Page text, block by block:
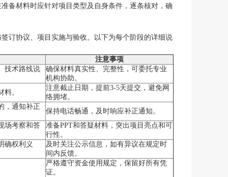
备材料时应针对项目类型及自身条件，逐条核对，确
订协议、项目实施与验收。以下为每个阶段的详细说
注意事项
技术路线说
确保材料真实性、完整性，可委托专业
机构协助。
。
注意截止日期，提前3-5天提交，避免网
络拥堵。
，通知补正
保持电话畅通，及时响应补正通知。
场考察和答
准备PPT和答疑材料，突出项目亮点和可
行性。
确权利义
及时关注公示信息，如有异议在规定时
间内反馈。
严格遵守资金使用规定，保留好所有凭
证。